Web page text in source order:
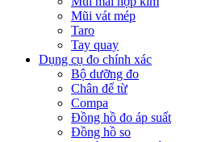
Mũi vát mép
Taro
Tay quay
Dụng cụ đo chính xác
Bộ dưỡng đo
Chân đế từ
Compa
Đồng hồ đo áp suất
Đồng hồ so